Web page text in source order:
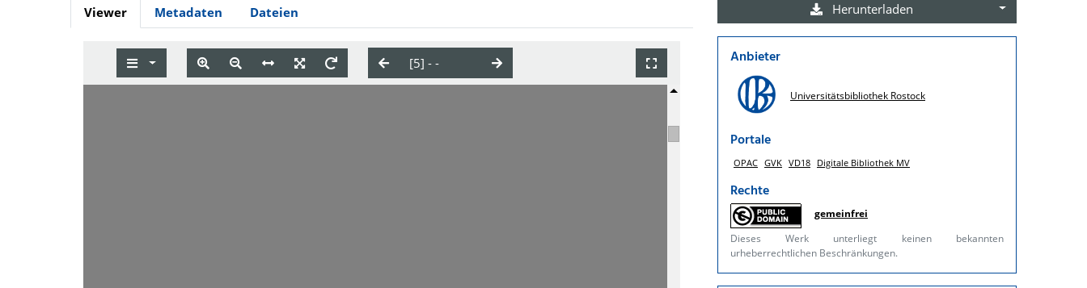
Viewer Metadaten Dateien Herunterladen
Anbieter
Universitätsbibliothek Rostock
Portale
OPAC GVK VD18 Digitale Bibliothek MV
Rechte
gemeinfrei
Dieses Werk unterliegt keinen bekannten
urheberrechtlichen Beschränkungen.